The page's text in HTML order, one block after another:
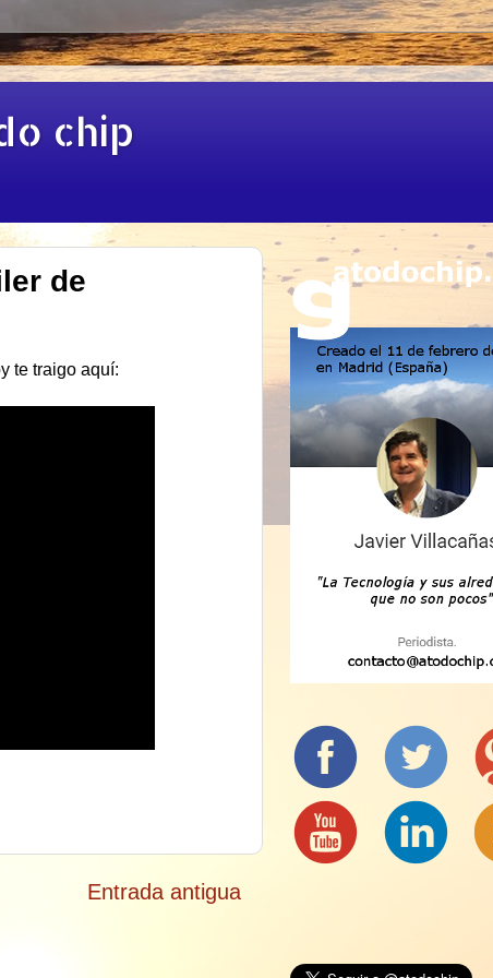
chip
de
te traigo aquí:
Entrada antigua